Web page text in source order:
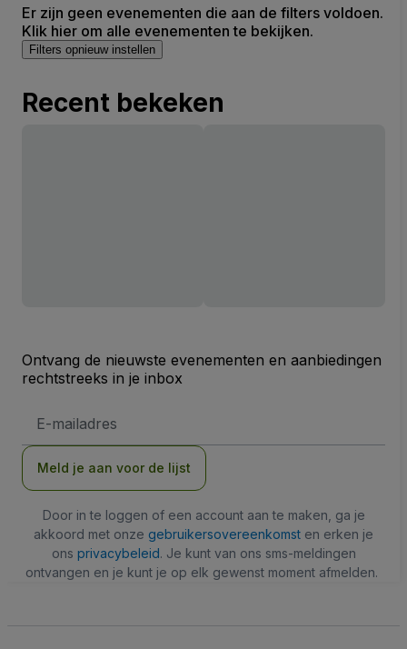
Er zijn geen evenementen die aan de filters voldoen.
Klik hier om alle evenementen te bekijken.
Filters opnieuw instellen
Recent bekeken
Ontvang de nieuwste evenementen en aanbiedingen
rechtstreeks in je inbox
mailadres
Meld je aan voor de lijst
Door in te loggen of een account aan te maken, ga je
akkoord met onze gebruikersovereenkomst en erken je
ons privacybeleid. Je kunt van ons sms-meldingen
ontvangen en je kunt je op elk gewenst moment afmelden.